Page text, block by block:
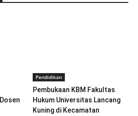
Pendidikan
Pembukaan KBM Fakultas
Hukum Universitas Lancang
Kuning di Kecamatan